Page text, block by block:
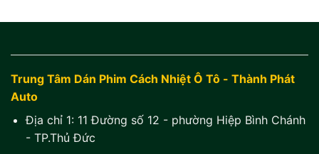
Trung Tâm Dán Phim Cách Nhiệt Ô Tô - Thành Phát
Auto
Địa chỉ 1: 11 Đường số 12 - phường Hiệp Bình Chánh
- TP.Thủ Đức